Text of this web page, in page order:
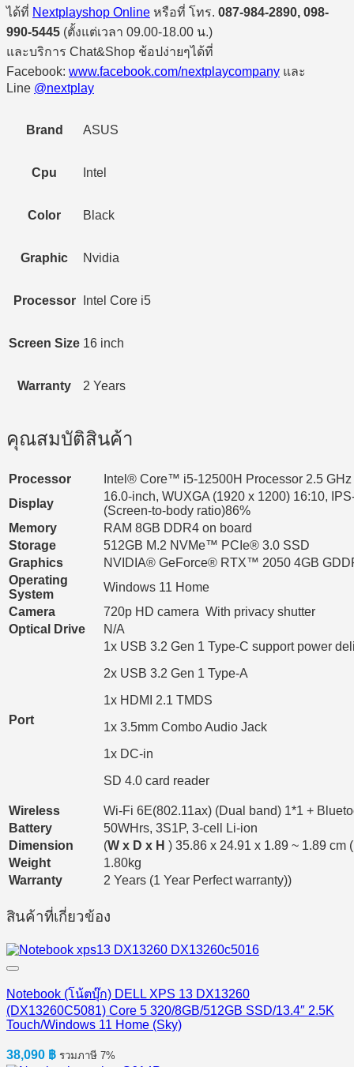
ได้ที่ Nextplayshop Online หรือที่ โทร. 087-984-2890, 098-
990-5445 (ตั้งแต่เวลา 09.00-18.00 น.)
และบริการ Chat&Shop ช้อปง่ายๆได้ที่
Facebook: www.facebook.com/nextplaycompany และ
Line @nextplay
Brand ASUS
Cpu Intel
Color Black
Graphic Nvidia
Processor Intel Core i5
Screen Size 16 inch
Warranty 2 Years
คุณสมบัติสินค้า
Processor
Intel® Core™ i5-12500H Processor 2.5
Display
16.0-inch, WUXGA (1920 x 1200) 16:10,
(Screen-to-body ratio)86%
Memory
RAM 8GB DDR4 on board
Storage
512GB M.2 NVMe™ PCIe® 3.0 SSD
Graphics
NVIDIA® GeForce® RTX™ 2050 4GB
Operating
System
Windows 11 Home
Camera
720p HD camera With privacy shutter
Optical Drive
N/A
Port
1x USB 3.2 Gen 1 Type-C support power
2x USB 3.2 Gen 1 Type-A
1x HDMI 2.1 TMDS
1x 3.5mm Combo Audio Jack
1x DC-in
SD 4.0 card reader
Wireless
Wi-Fi 6E(802.11ax) (Dual band) 1*1 +
Battery
50WHrs, 3S1P, 3-cell Li-ion
Dimension
(W x D x H ) 35.86 x 24.91 x 1.89 ~ 1.89 cm
Weight
1.80kg
Warranty
2 Years (1 Year Perfect warranty))
สินค้าที่เกี่ยวข้อง
Notebook (โน้ตบุ๊ก) DELL XPS 13 DX13260
(DX13260C5081) Core 5 320/8GB/512GB SSD/13.4″ 2.5K
Touch/Windows 11 Home (Sky)
38,090 ฿ รวมภาษี 7%